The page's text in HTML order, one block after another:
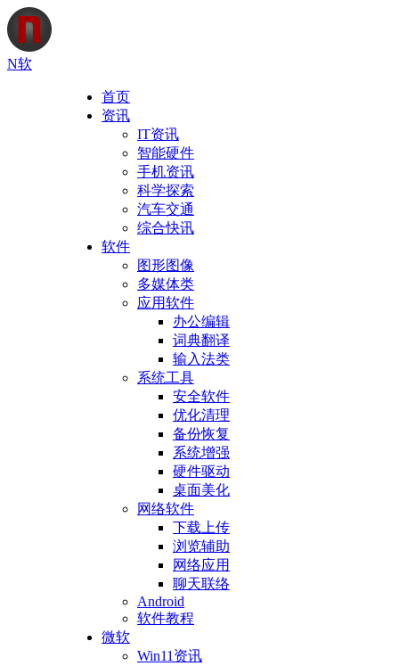
N软
首页
资讯
IT资讯
智能硬件
手机资讯
科学探索
汽车交通
综合快讯
软件
图形图像
多媒体类
应用软件
办公编辑
词典翻译
输入法类
系统工具
安全软件
优化清理
备份恢复
系统增强
硬件驱动
桌面美化
网络软件
下载上传
浏览辅助
网络应用
聊天联络
Android
软件教程
微软
Win11资讯